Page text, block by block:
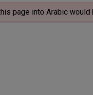
page into Arabic